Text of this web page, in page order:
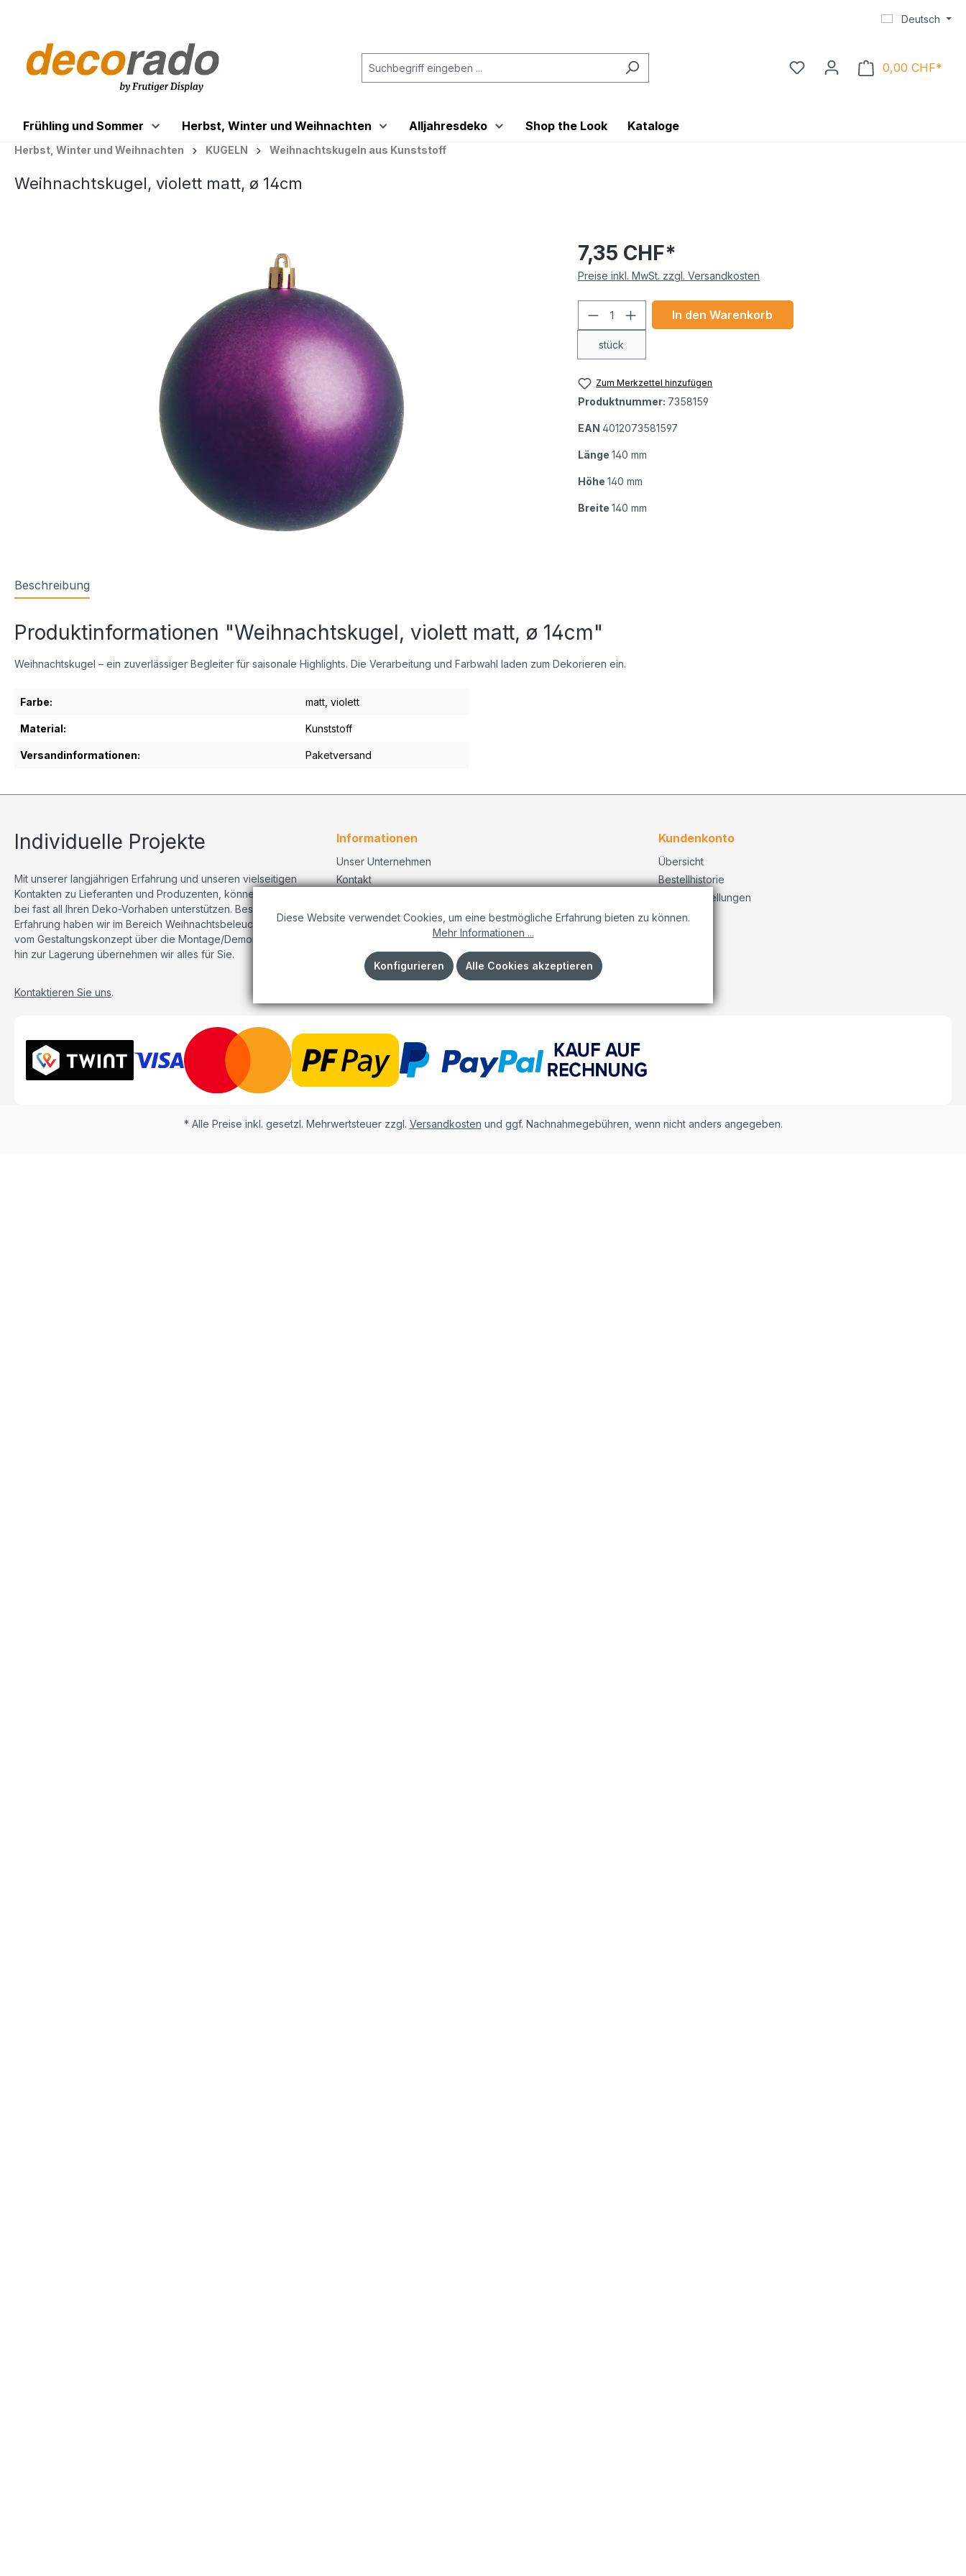
Deutsch
0,00 CHF*
Frühling und Sommer Herbst, Winter und Weihnachten Alljahresdeko Shop the Look Kataloge
Herbst, Winter und Weihnachten KUGELN Weihnachtskugeln aus Kunststoff
Weihnachtskugel, violett matt, ø 14cm
7,35 CHF*
Preise inkl. MwSt. zzgl. Versandkosten
Produkt Anzahl: Gib den gewünschten Wert
stück
In den Warenkorb
Zum Merkzettel hinzufügen
Produktnummer: 7358159
EAN 4012073581597
Länge 140 mm
Höhe 140 mm
Breite 140 mm
Beschreibung
Produktinformationen "Weihnachtskugel, violett matt, ø 14cm"
Weihnachtskugel – ein zuverlässiger Begleiter für saisonale Highlights. Die Verarbeitung und Farbwahl laden zum Dekorieren ein.
Farbe: matt , violett
Material: Kunststoff
Versandinformationen: Paketversand
Individuelle Projekte
Mit unserer langjährigen Erfahrung und unseren vielseitigen
Kontakten zu Lieferanten und Produzenten, können wir Sie
bei fast all Ihren Deko-Vorhaben unterstützen. Besonders viel
Erfahrung haben wir im Bereich Weihnachtsbeleuchtungen,
vom Gestaltungskonzept über die Montage/Demontage bis
hin zur Lagerung übernehmen wir alles für Sie.
Kontaktieren Sie uns.
Informationen
Unser Unternehmen
Kontakt
Datenschutzerklärung
Dekorationskonzepte
Impressum
Kundenkonto
Übersicht
Bestellhistorie
Konto Einstellungen
* Alle Preise inkl. gesetzl. Mehrwertsteuer zzgl. Versandkosten und ggf. Nachnahmegebühren, wenn nicht anders angegeben.
Diese Website verwendet Cookies, um eine bestmögliche Erfahrung bieten zu können.
Mehr Informationen ...
Konfigurieren Alle Cookies akzeptieren